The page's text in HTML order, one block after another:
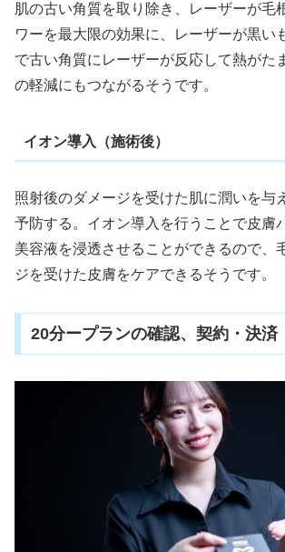
肌の古い角質を取り除き、レーザーが毛
ワーを最大限の効果に、レーザーが黒い
で古い角質にレーザーが反応して熱がた
の軽減にもつながるそうです。
イオン導入（施術後）
照射後のダメージを受けた肌に潤いを与
予防する。イオン導入を行うことで皮膚
美容液を浸透させることができるので、
ジを受けた皮膚をケアできるそうです。
20分ープランの確認、契約・決済